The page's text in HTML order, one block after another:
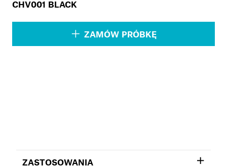
CHV001 BLACK
ZAMÓW PRÓBKĘ
ZASTOSOWANIA